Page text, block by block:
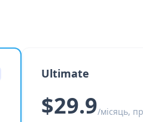
Ultimate
$29.9/місяць,